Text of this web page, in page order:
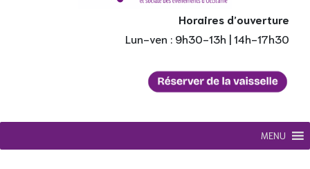
Horaires d’ouverture
Lun-ven : 9h30-13h | 14h-17h30
MENU